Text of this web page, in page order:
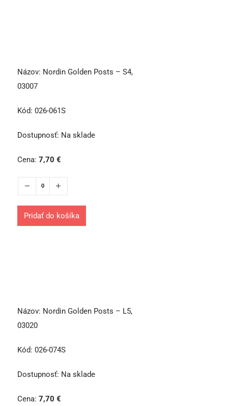
Názov: Nordin Golden Posts – S4,
03007
Kód: 026-061S
Dostupnosť: Na sklade
Cena: 7,70 €
Pridať do košíka
Názov: Nordin Golden Posts – L5,
03020
Kód: 026-074S
Dostupnosť: Na sklade
Cena: 7,70 €